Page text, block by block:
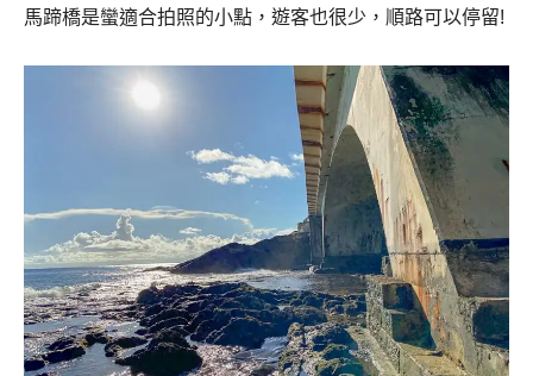
馬蹄橋是蠻適合拍照的小點，遊客也很少，順路可以停留!